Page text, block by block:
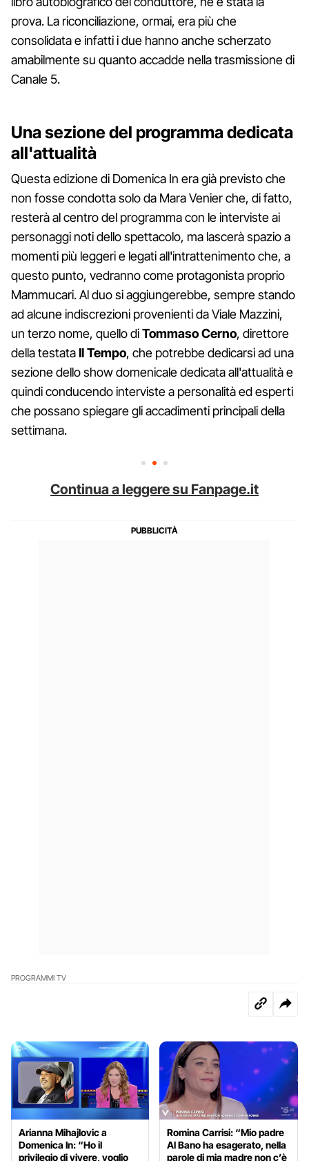
prova. La riconciliazione, ormai, era più che
consolidata e infatti i due hanno anche scherzato
amabilmente su quanto accadde nella trasmissione di
Canale 5.
Una sezione del programma dedicata
all'attualità
Questa edizione di Domenica In era già previsto che
non fosse condotta solo da Mara Venier che, di fatto,
resterà al centro del programma con le interviste ai
personaggi noti dello spettacolo, ma lascerà spazio a
momenti più leggeri e legati all'intrattenimento che, a
questo punto, vedranno come protagonista proprio
Mammucari. Al duo si aggiungerebbe, sempre stando
ad alcune indiscrezioni provenienti da Viale Mazzini,
un terzo nome, quello diTommaso Cerno, direttore
della testataIl Tempo, che potrebbe dedicarsi ad una
sezione dello show domenicale dedicata all'attualità e
quindi conducendo interviste a personalità ed esperti
che possano spiegare gli accadimenti principali della
settimana.
Continua a leggere su Fanpage.it
PROGRAMMI TV
Arianna Mihajlovic a
Domenica In: “Ho il
privilegio di vivere, voglio
Romina Carrisi: “Mio padre
Al Bano ha esagerato, nella
parole di mia madre non c’è